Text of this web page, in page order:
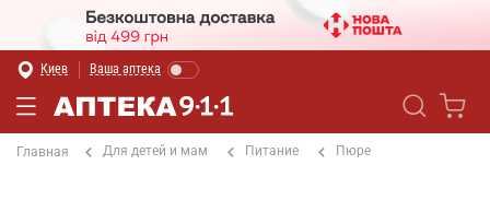
Киев Ваша аптека
Главная Для детей и мам Питание Пюре